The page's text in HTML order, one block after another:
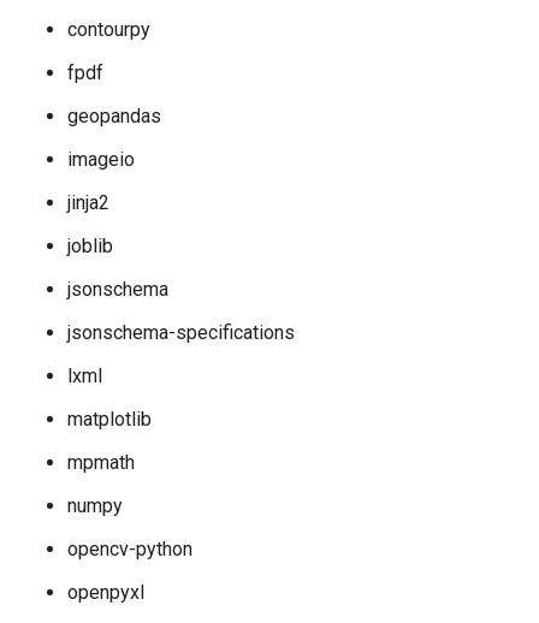
contourpy
fpdf
geopandas
imageio
jinja2
joblib
jsonschema
jsonschema-specifications
lxml
matplotlib
mpmath
numpy
opencv-python
openpyxl